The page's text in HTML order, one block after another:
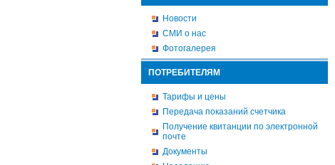
Новости
СМИ о нас
Фотогалерея
ПОТРЕБИТЕЛЯМ
Тарифы и цены
Передача показаний счетчика
Получение квитанции по электронной
почте
Документы